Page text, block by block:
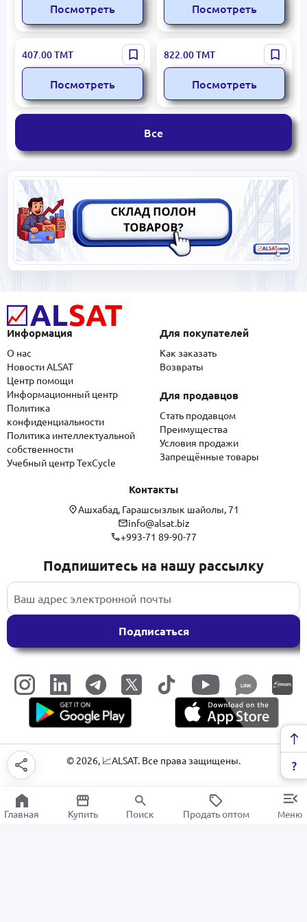
Посмотреть Посмотреть
Lexical LAF-3003 |
Аэрофритюрница 1000Вт
2л
407.00ТМТ
Посмотреть
SF SF-1028S |
Аэрофритюрница без
масла
822.00ТМТ
Посмотреть
Все
Информация
О нас
Новости ALSAT
Центр помощи
Информационный центр
Политика
конфиденциальности
Политика интеллектуальной
собственности
Учебный центр TexCycle
Для покупателей
Как заказать
Возвраты
Для продавцов
Стать продавцом
Преимущества
Условия продажи
Запрещённые товары
Контакты
Ашхабад, Гарашсызлык шайолы, 71
info@alsat.biz
+993-71 89-90-77
Подпишитесь на нашу рассылку
Подписаться
LINK
© 2026, 📈ALSAT. Все права защищены.
Главная Купить Поиск Продать оптом Меню